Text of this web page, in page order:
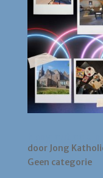
door Jong
Geen categorie